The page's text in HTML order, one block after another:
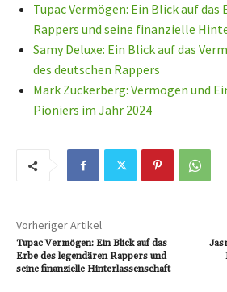
Tupac Vermögen: Ein Blick auf das
Rappers und seine finanzielle
Samy Deluxe: Ein Blick auf das
des deutschen Rappers
Mark Zuckerberg: Vermögen und
Pioniers im Jahr 2024
Vorheriger Artikel
Tupac Vermögen: Ein Blick auf das
Erbe des legendären Rappers und
seine finanzielle Hinterlassenschaft